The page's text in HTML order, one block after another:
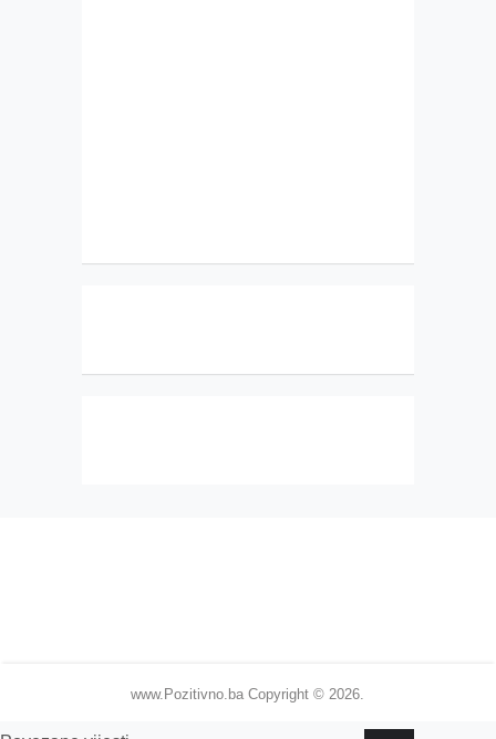
www.Pozitivno.ba Copyright © 2026.